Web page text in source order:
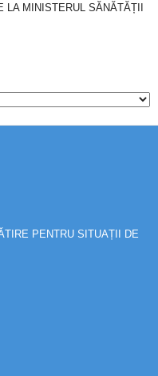
LA MINISTERUL SĂNĂTĂȚII
PENTRU SITUAȚII DE